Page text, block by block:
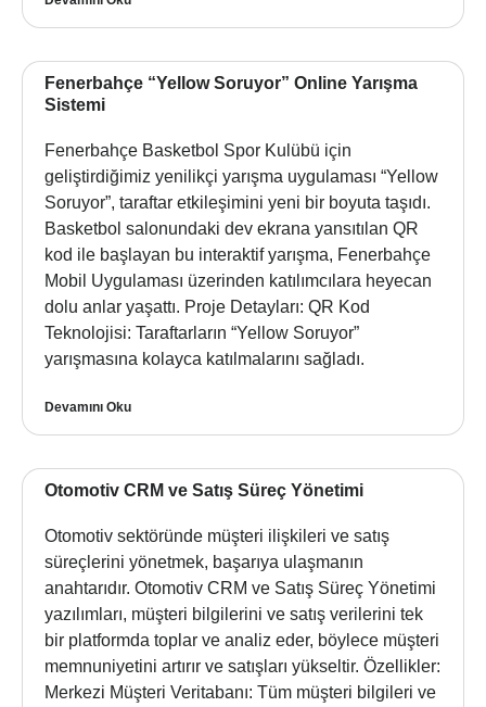
Fenerbahçe “Yellow Soruyor” Online Yarışma
Sistemi
Fenerbahçe Basketbol Spor Kulübü için
geliştirdiğimiz yenilikçi yarışma uygulaması “Yellow
Soruyor”, taraftar etkileşimini yeni bir boyuta taşıdı.
Basketbol salonundaki dev ekrana yansıtılan QR
kod ile başlayan bu interaktif yarışma, Fenerbahçe
Mobil Uygulaması üzerinden katılımcılara heyecan
dolu anlar yaşattı. Proje Detayları: QR Kod
Teknolojisi: Taraftarların “Yellow Soruyor”
yarışmasına kolayca katılmalarını sağladı.
Devamını Oku
Otomotiv CRM ve Satış Süreç Yönetimi
Otomotiv sektöründe müşteri ilişkileri ve satış
süreçlerini yönetmek, başarıya ulaşmanın
anahtarıdır. Otomotiv CRM ve Satış Süreç Yönetimi
yazılımları, müşteri bilgilerini ve satış verilerini tek
bir platformda toplar ve analiz eder, böylece müşteri
memnuniyetini artırır ve satışları yükseltir. Özellikler:
Merkezi Müşteri Veritabanı: Tüm müşteri bilgileri ve